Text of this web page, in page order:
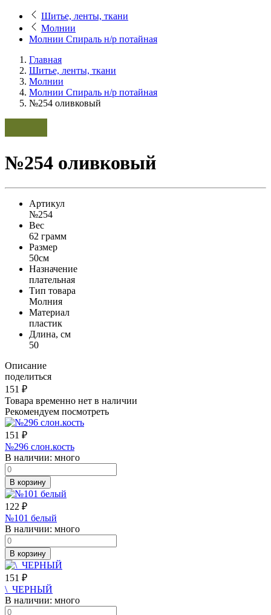
Шитье, ленты, ткани
Молнии
Молнии Спираль н/р потайная
Главная
Шитье, ленты, ткани
Молнии
Молнии Спираль н/р потайная
№254 оливковый
№254 оливковый
Артикул
№254
Вес
62 грамм
Размер
50см
Назначение
плательная
Тип товара
Молния
Материал
пластик
Длина, см
50
Описание
поделиться
151 ₽
Товара временно нет в наличии
Рекомендуем посмотреть
151 ₽
№296 слон.кость
В наличии: много
В корзину
122 ₽
№101 белый
В наличии: много
В корзину
151 ₽
\_ЧЕРНЫЙ
В наличии: много